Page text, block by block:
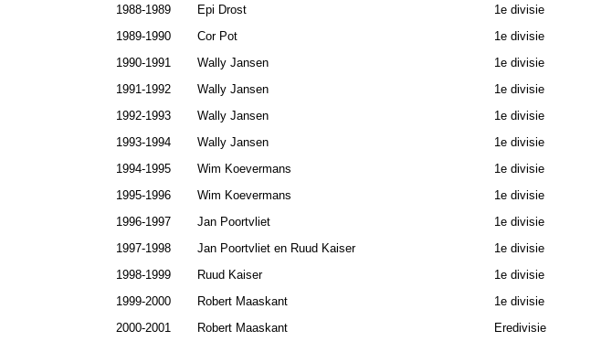
1988-1989
Epi Drost
1e divisie
1989-1990
Cor Pot
1e divisie
1990-1991
Wally Jansen
1e divisie
1991-1992
Wally Jansen
1e divisie
1992-1993
Wally Jansen
1e divisie
1993-1994
Wally Jansen
1e divisie
1994-1995
Wim Koevermans
1e divisie
1995-1996
Wim Koevermans
1e divisie
1996-1997
Jan Poortvliet
1e divisie
1997-1998
Jan Poortvliet en Ruud Kaiser
1e divisie
1998-1999
Ruud Kaiser
1e divisie
1999-2000
Robert Maaskant
1e divisie
2000-2001
Robert Maaskant
Eredivisie